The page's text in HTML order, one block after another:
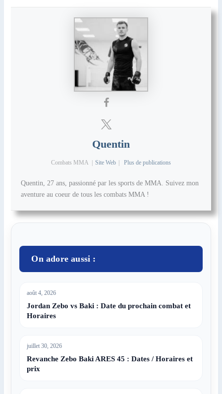
Quentin
Combats MMA Site Web Plus de publications
Quentin, 27 ans, passionné par les sports de MMA. Suivez mon
aventure au coeur de tous les combats MMA !
On adore aussi :
août 4, 2026
Jordan Zebo vs Baki : Date du prochain combat et
Horaires
juillet 30, 2026
Revanche Zebo Baki ARES 45 : Dates / Horaires et
prix